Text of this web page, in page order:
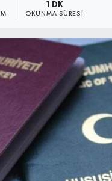
1 DK
OKUNMA SÜRESI